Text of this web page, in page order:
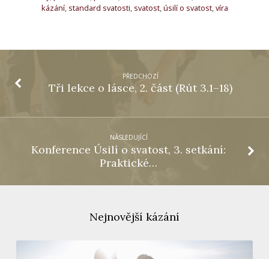
kázání, standard svatosti, svatost,úsilí o svatost,víra
PŘEDCHOZÍ
Tři lekce o lásce, 2. část (Rút 3.1–18)
NÁSLEDUJÍCÍ
Konference Úsilí o svatost, 3. setkání:
Praktické…
Nejnovější kázání